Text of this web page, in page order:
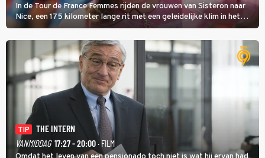
In de Tour de France Femmes rijden de vrouwen van Sisteron naar
Nice, een 175 kilometer lange rit met een geleidelijke klim in het
midden. Dat is mogelijk niet de zwaarste hindernis, dat is de
temperatuur. Het kan in Nice namelijk bloedheet worden.
TIP
THE INTERN
VANMIDDAG 17:27 - 20:00· FILM